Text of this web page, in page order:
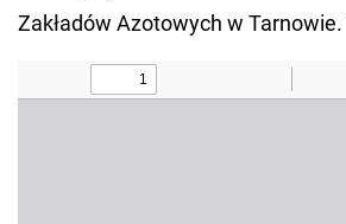
Zakładów Azotowych w